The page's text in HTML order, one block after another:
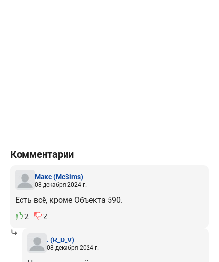
Комментарии
Макс(McSims)
08 декабря 2024 г.
Есть всё, кроме Объекта 590.
2
2
. (R_D_V)
08 декабря 2024 г.